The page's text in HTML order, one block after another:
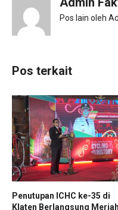
Pos lain oleh
Pos terkait
Penutupan ICHC ke-35 di
Klaten Berlangsung